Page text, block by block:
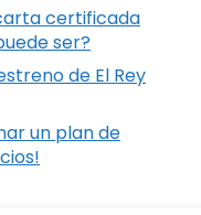
certificada
ser?
de El Rey
un plan de